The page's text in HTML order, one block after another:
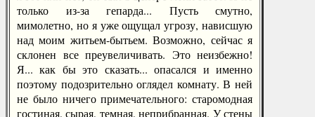
только из-за гепарда... Пусть смутно,
мимолетно, но я уже ощущал угрозу, нависшую
над моим житьем-бытьем. Возможно, сейчас я
склонен все преувеличивать. Это неизбежно!
Я... как бы это сказать... опасался и именно
поэтому подозрительно оглядел комнату. В ней
не было ничего примечательного: старомодная
гостиная, сырая, темная, неприбранная. У стены